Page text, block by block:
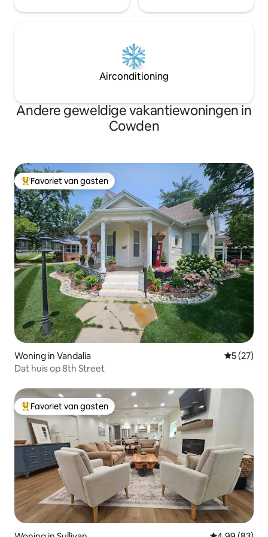
Airconditioning
Andere geweldige vakantiewoningen in
Cowden
Topfavoriet van gasten
Favoriet van gasten
Woning in Vandalia
5 (27)
Dat huis op 8th Street
Topfavoriet van gasten
Favoriet van gasten